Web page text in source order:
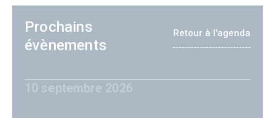
Prochains
évènements
Retour à l'agenda
10 septembre 2026